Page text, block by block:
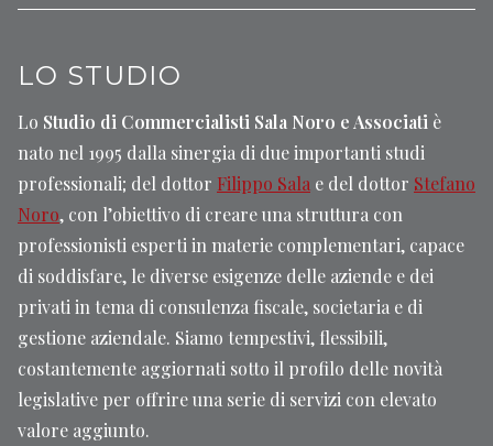
LO STUDIO
Lo Studio di Commercialisti Sala Noro e Associati è
nato nel 1995 dalla sinergia di due importanti studi
professionali; del dottor Filippo Sala e del dottor Stefano
Noro, con l’obiettivo di creare una struttura con
professionisti esperti in materie complementari, capace
di soddisfare, le diverse esigenze delle aziende e dei
privati in tema di consulenza fiscale, societaria e di
gestione aziendale. Siamo tempestivi, flessibili,
costantemente aggiornati sotto il profilo delle novità
legislative per offrire una serie di servizi con elevato
valore aggiunto.